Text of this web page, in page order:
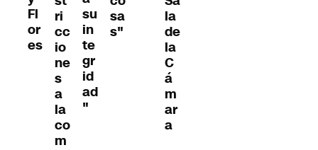
Fl
or
es
ri
cc
io
ne
s
a
la
co
m
su
in
te
gr
id
ad
"
sa
s"
la
de
la
C
á
m
ar
a